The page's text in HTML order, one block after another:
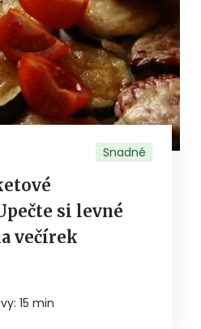
Snadné
si levné
večírek
15 min